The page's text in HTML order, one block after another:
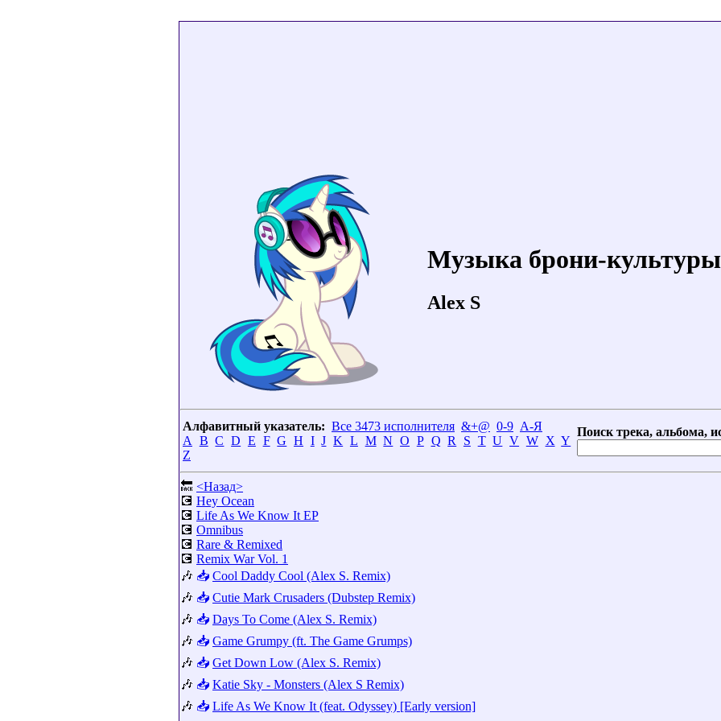
Музыка брони-культуры
Alex S
Алфавитный указатель: Все 3473 исполнителя &+@ 0-9 А-Я
A
B C D E F G H I J K L M N O P Q R S T U V W X Y
Z
Поиск трека, альбома,
🔙 <Назад>
💽 Hey Ocean
💽 Life As We Know It EP
💽 Omnibus
💽 Rare & Remixed
💽 Remix War Vol. 1
🎶 📥 Cool Daddy Cool (Alex S. Remix)
🎶 📥 Cutie Mark Crusaders (Dubstep Remix)
🎶 📥 Days To Come (Alex S. Remix)
🎶 📥 Game Grumpy (ft. The Game Grumps)
🎶 📥 Get Down Low (Alex S. Remix)
🎶 📥 Katie Sky - Monsters (Alex S Remix)
🎶 📥 Life As We Know It (feat. Odyssey) [Early version]